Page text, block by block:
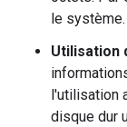
le système.
Utilisation
l'utilisation
disque dur